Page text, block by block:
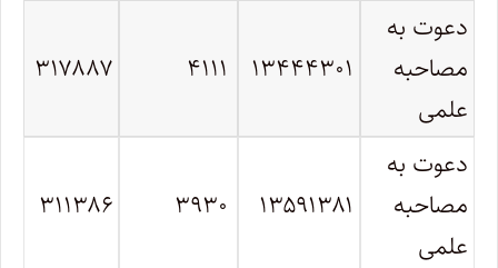
دعوت به
مصاحبه
علمی
۱۳۴۴۴۳۰۱ ۴۱۱۱ ۳۱۷۸۸۷
دعوت به
مصاحبه
علمی
۱۳۵۹۱۳۸۱ ۳۹۳۰ ۳۱۱۳۸۶